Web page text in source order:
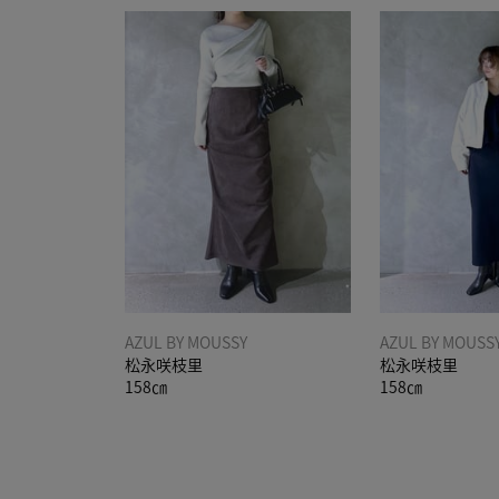
AZUL BY MOUSSY
松永咲枝里
158㎝
AZUL BY
松永咲枝里
158㎝